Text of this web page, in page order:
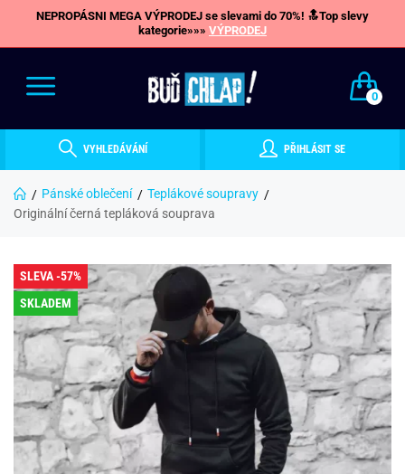
NEPROPÁSNI MEGA VÝPRODEJ se slevami do 70%! 🔝Top slevy
kategorie»»» VÝPRODEJ
0
VYHLEDÁVÁNÍ PŘIHLÁSIT SE
Pánské oblečení
Teplákové soupravy
Originální černá tepláková souprava
SLEVA -57%
SKLADEM